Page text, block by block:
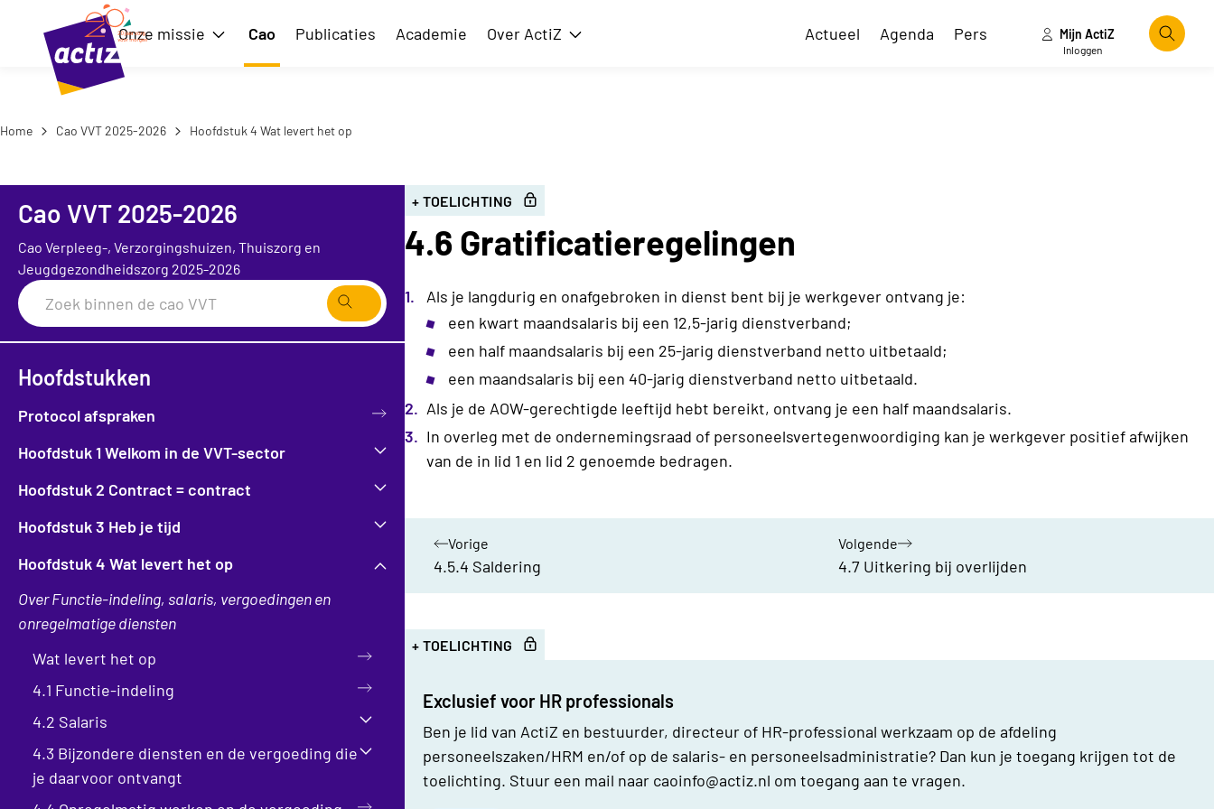
Naar hoofdinhoud
Naar menu Onze missie Toon submenu voor Onze missie
Cao Publicaties Academie Over ActiZ Toon submenu voor Over ActiZ Actueel Agenda Pers Mijn ActiZ
Inloggen
Home Cao VVT 2025-2026 Hoofdstuk 4 Wat levert het op
Cao VVT 2025-2026
Cao Verpleeg-, Verzorgingshuizen, Thuiszorg en
Jeugdgezondheidszorg 2025-2026
Zoeken
Hoofdstukken
Protocol afspraken
Hoofdstuk 1 Welkom in de VVT-sector
Hoofdstuk 2 Contract = contract
Hoofdstuk 3 Heb je tijd
Hoofdstuk 4 Wat levert het op
Over Functie-indeling, salaris, vergoedingen en
onregelmatige diensten
Wat levert het op
4.1 Functie-indeling
4.2 Salaris
4.3 Bijzondere diensten en de vergoeding die
je daarvoor ontvangt
4.6 Gratificatieregelingen
+ TOELICHTING
Als je langdurig en onafgebroken in dienst bent bij je werkgever ontvang je:
een kwart maandsalaris bij een 12,5-jarig dienstverband;
een half maandsalaris bij een 25-jarig dienstverband netto uitbetaald;
een maandsalaris bij een 40-jarig dienstverband netto uitbetaald.
Als je de AOW-gerechtigde leeftijd hebt bereikt, ontvang je een half maandsalaris.
In overleg met de ondernemingsraad of personeelsvertegenwoordiging kan je werkgever positief afwijken
van de in lid 1 en lid 2 genoemde bedragen.
Vorige
4.5.4 Saldering
Volgendehoofdstuk:
4.7 Uitkering bij overlijden
+ TOELICHTING
Exclusief voor HR professionals
Ben je lid van ActiZ en bestuurder, directeur of HR-professional werkzaam op de afdeling
personeelszaken/HRM en/of op de salaris- en personeelsadministratie? Dan kun je toegang krijgen tot de
toelichting. Stuur een mail naar caoinfo@actiz.nl om toegang aan te vragen.